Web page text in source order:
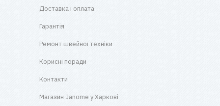
Доставка і оплата
Гарантія
Ремонт швейної техніки
Корисні поради
Контакти
Магазин Janome у Харкові